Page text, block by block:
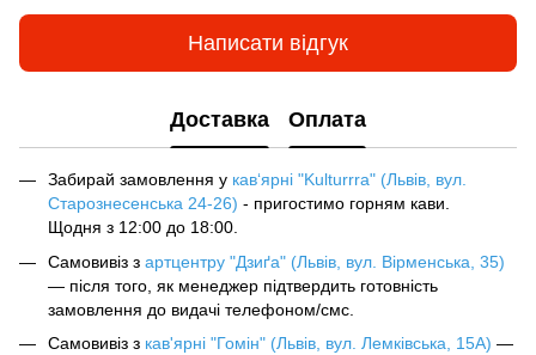
Написати відгук
Доставка Оплата
Забирай замовлення у кав‘ярні "Kulturrra" (Львів, вул.
Старознесенська 24-26) - пригостимо горням кави.
Щодня з 12:00 до 18:00.
Самовивіз з артцентру "Дзиґа" (Львів, вул. Вірменська, 35)
— після того, як менеджер підтвердить готовність
замовлення до видачі телефоном/смс.
Самовивіз з кав'ярні "Гомін" (Львів, вул. Лемківська, 15А) —